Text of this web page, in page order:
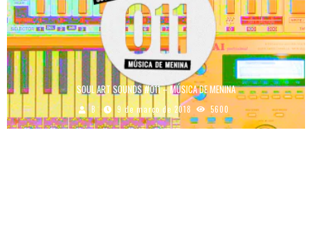
SOUL ART SOUNDS #011 – MÚSICA DE MENINA
B 9 de março de 2018 5600